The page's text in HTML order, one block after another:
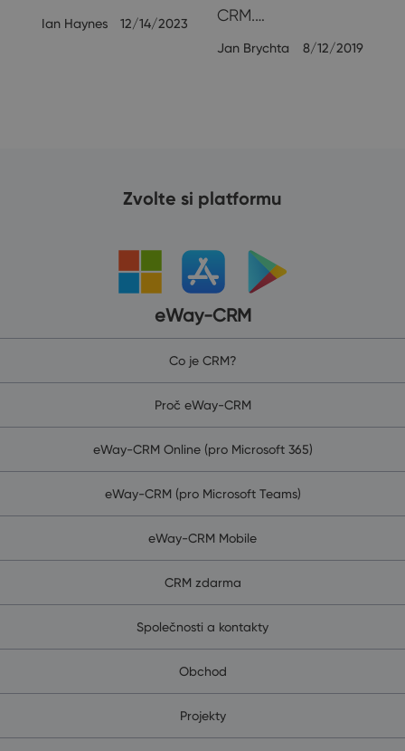
Ian Haynes 12/14/2023
CRM.…
Jan Brychta 8/12/2019
Zvolte si platformu
eWay-CRM
Co je CRM?
Proč eWay-CRM
eWay-CRM Online (pro Microsoft 365)
eWay-CRM (pro Microsoft Teams)
eWay-CRM Mobile
CRM zdarma
Společnosti a kontakty
Obchod
Projekty